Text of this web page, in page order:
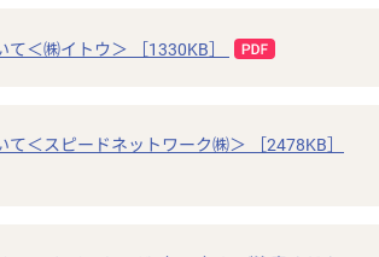
て＜㈱イトウ＞ ［1330KB］
て＜スピードネットワーク㈱＞ ［2478KB］